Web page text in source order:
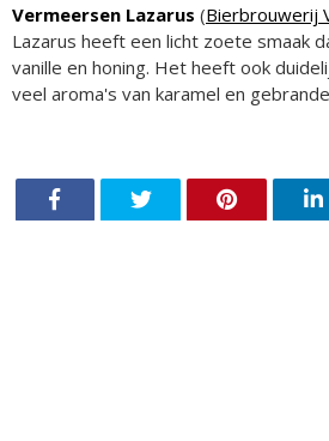
Vermeersen Lazarus (Bierbrouwerij
Lazarus heeft een licht zoete smaak
vanille en honing. Het heeft ook
veel aroma's van karamel en